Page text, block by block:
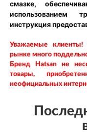
смазке,
использованием
инструкция
Уважаемые
рынке много
Бренд Hatsan
не
товары,
неофициальных